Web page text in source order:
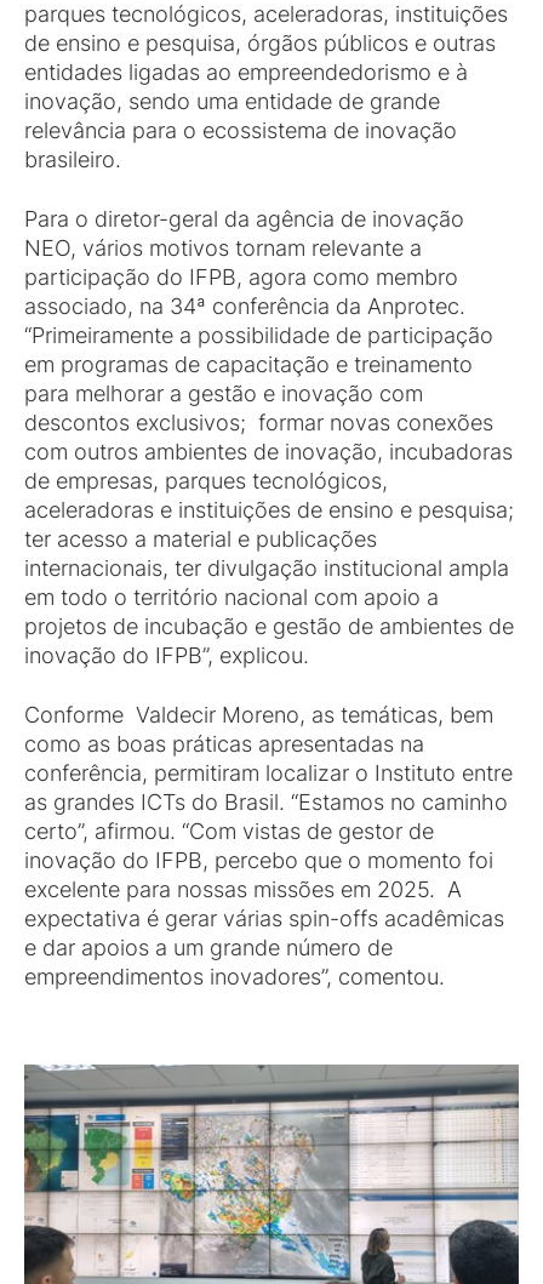
parques tecnológicos, aceleradoras, instituições
de ensino e pesquisa, órgãos públicos e outras
entidades ligadas ao empreendedorismo e à
inovação, sendo uma entidade de grande
relevância para o ecossistema de inovação
brasileiro.
Para o diretor-geral da agência de inovação
NEO, vários motivos tornam relevante a
participação do IFPB, agora como membro
associado, na 34ª conferência da Anprotec.
“Primeiramente a possibilidade de participação
em programas de capacitação e treinamento
para melhorar a gestão e inovação com
descontos exclusivos; formar novas conexões
com outros ambientes de inovação, incubadoras
de empresas, parques tecnológicos,
aceleradoras e instituições de ensino e pesquisa;
ter acesso a material e publicações
internacionais, ter divulgação institucional ampla
em todo o território nacional com apoio a
projetos de incubação e gestão de ambientes de
inovação do IFPB”, explicou.
Conforme Valdecir Moreno, as temáticas, bem
como as boas práticas apresentadas na
conferência, permitiram localizar o Instituto entre
as grandes ICTs do Brasil. “Estamos no caminho
certo”, afirmou. “Com vistas de gestor de
inovação do IFPB, percebo que o momento foi
excelente para nossas missões em 2025. A
expectativa é gerar várias spin-offs acadêmicas
e dar apoios a um grande número de
empreendimentos inovadores”, comentou.